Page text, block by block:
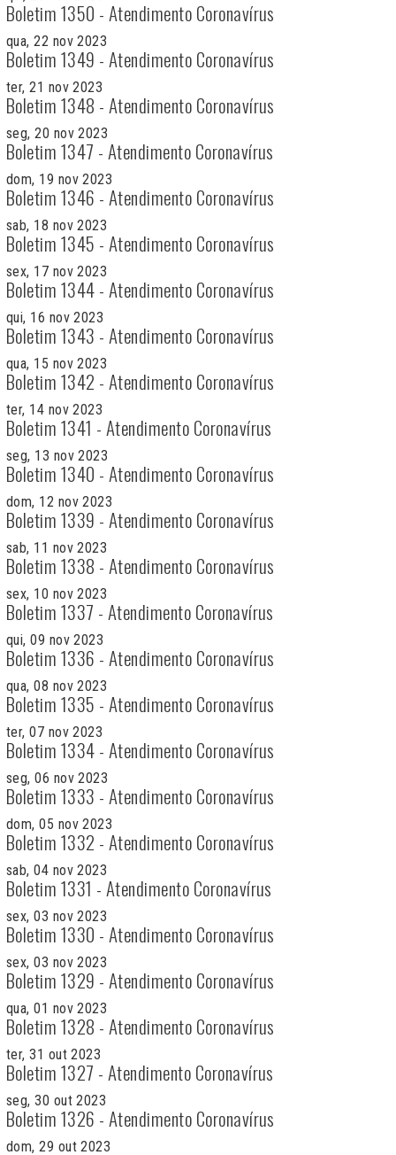
Boletim 1350 - Atendimento Coronavírus
qua, 22 nov 2023
Boletim 1349 - Atendimento Coronavírus
ter, 21 nov 2023
Boletim 1348 - Atendimento Coronavírus
seg, 20 nov 2023
Boletim 1347 - Atendimento Coronavírus
dom, 19 nov 2023
Boletim 1346 - Atendimento Coronavírus
sab, 18 nov 2023
Boletim 1345 - Atendimento Coronavírus
sex, 17 nov 2023
Boletim 1344 - Atendimento Coronavírus
qui, 16 nov 2023
Boletim 1343 - Atendimento Coronavírus
qua, 15 nov 2023
Boletim 1342 - Atendimento Coronavírus
ter, 14 nov 2023
Boletim 1341 - Atendimento Coronavírus
seg, 13 nov 2023
Boletim 1340 - Atendimento Coronavírus
dom, 12 nov 2023
Boletim 1339 - Atendimento Coronavírus
sab, 11 nov 2023
Boletim 1338 - Atendimento Coronavírus
sex, 10 nov 2023
Boletim 1337 - Atendimento Coronavírus
qui, 09 nov 2023
Boletim 1336 - Atendimento Coronavírus
qua, 08 nov 2023
Boletim 1335 - Atendimento Coronavírus
ter, 07 nov 2023
Boletim 1334 - Atendimento Coronavírus
seg, 06 nov 2023
Boletim 1333 - Atendimento Coronavírus
dom, 05 nov 2023
Boletim 1332 - Atendimento Coronavírus
sab, 04 nov 2023
Boletim 1331 - Atendimento Coronavírus
sex, 03 nov 2023
Boletim 1330 - Atendimento Coronavírus
sex, 03 nov 2023
Boletim 1329 - Atendimento Coronavírus
qua, 01 nov 2023
Boletim 1328 - Atendimento Coronavírus
ter, 31 out 2023
Boletim 1327 - Atendimento Coronavírus
seg, 30 out 2023
Boletim 1326 - Atendimento Coronavírus
dom, 29 out 2023